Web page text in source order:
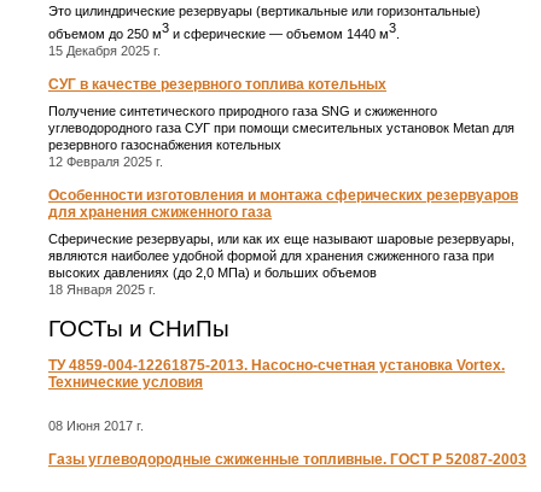
Это цилиндрические резервуары (вертикальные или горизонтальные)
объемом до 250 м3 и сферические ― объемом 1440 м3
15 Декабря 2025 г.
СУГ в качестве резервного топлива котельных
Получение синтетического природного газа SNG и сжиженного
углеводородного газа СУГ при помощи смесительных установок Metan для
резервного газоснабжения котельных
12 Февраля 2025 г.
Особенности изготовления и монтажа сферических резервуаров
для хранения сжиженного газа
Сферические резервуары, или как их еще называют шаровые резервуары,
являются наиболее удобной формой для хранения сжиженного газа при
высоких давлениях (до 2,0 МПа) и больших объемов
18 Января 2025 г.
ГОСТы и СНиПы
ТУ 4859-004-12261875-2013. Насосно-счетная установка Vortex.
Технические условия
08 Июня 2017 г.
Газы углеводородные сжиженные топливные. ГОСТ Р 52087-2003